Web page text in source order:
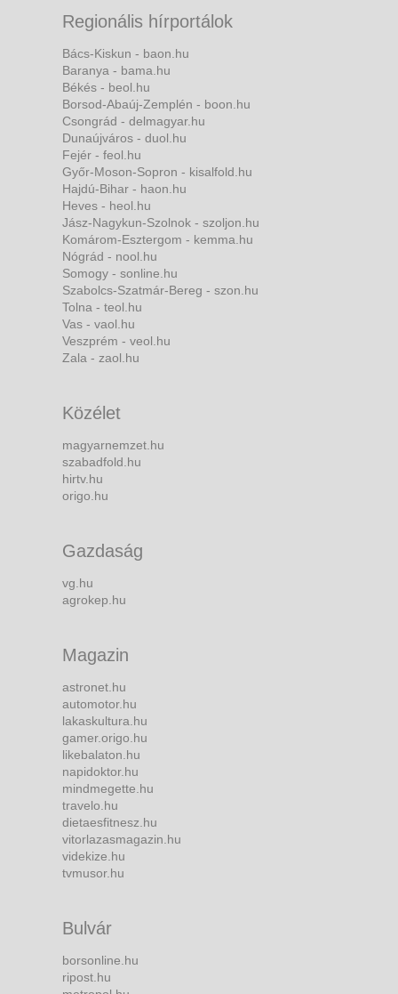
Regionális hírportálok
Bács-Kiskun - baon.hu
Baranya - bama.hu
Békés - beol.hu
Borsod-Abaúj-Zemplén - boon.hu
Csongrád - delmagyar.hu
Dunaújváros - duol.hu
Fejér - feol.hu
Győr-Moson-Sopron - kisalfold.hu
Hajdú-Bihar - haon.hu
Heves - heol.hu
Jász-Nagykun-Szolnok - szoljon.hu
Komárom-Esztergom - kemma.hu
Nógrád - nool.hu
Somogy - sonline.hu
Szabolcs-Szatmár-Bereg - szon.hu
Tolna - teol.hu
Vas - vaol.hu
Veszprém - veol.hu
Zala - zaol.hu
Közélet
magyarnemzet.hu
szabadfold.hu
hirtv.hu
origo.hu
Gazdaság
vg.hu
agrokep.hu
Magazin
astronet.hu
automotor.hu
lakaskultura.hu
gamer.origo.hu
likebalaton.hu
napidoktor.hu
mindmegette.hu
travelo.hu
dietaesfitnesz.hu
vitorlazasmagazin.hu
videkize.hu
tvmusor.hu
Bulvár
borsonline.hu
ripost.hu